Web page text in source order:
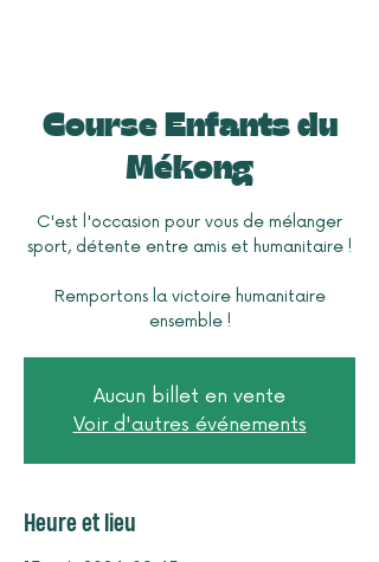
Course Enfants du
Mékong
C'est l'occasion pour vous de mélanger
sport, détente entre amis et humanitaire !
Remportons la victoire humanitaire
ensemble !
Aucun billet en vente
Voir d'autres événements
Heure et lieu